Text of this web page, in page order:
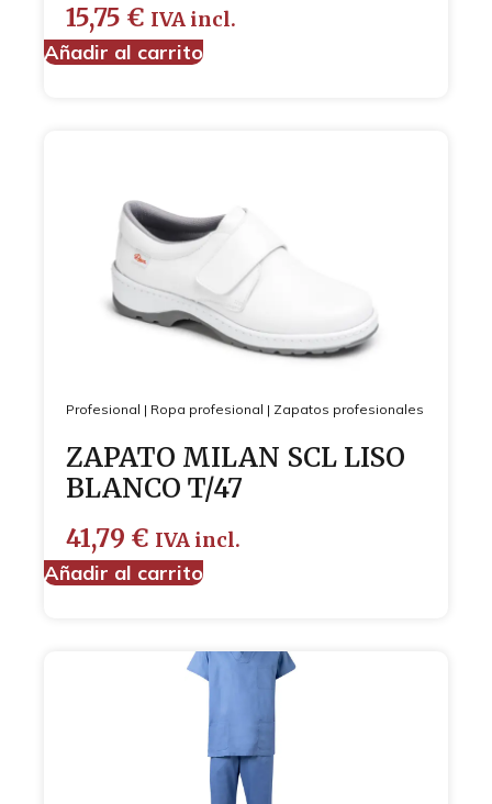
15,75 € IVA incl.
Añadir al carrito
Profesional | Ropa profesional | Zapatos profesionales
ZAPATO MILAN SCL LISO
BLANCO T/47
41,79 € IVA incl.
Añadir al carrito